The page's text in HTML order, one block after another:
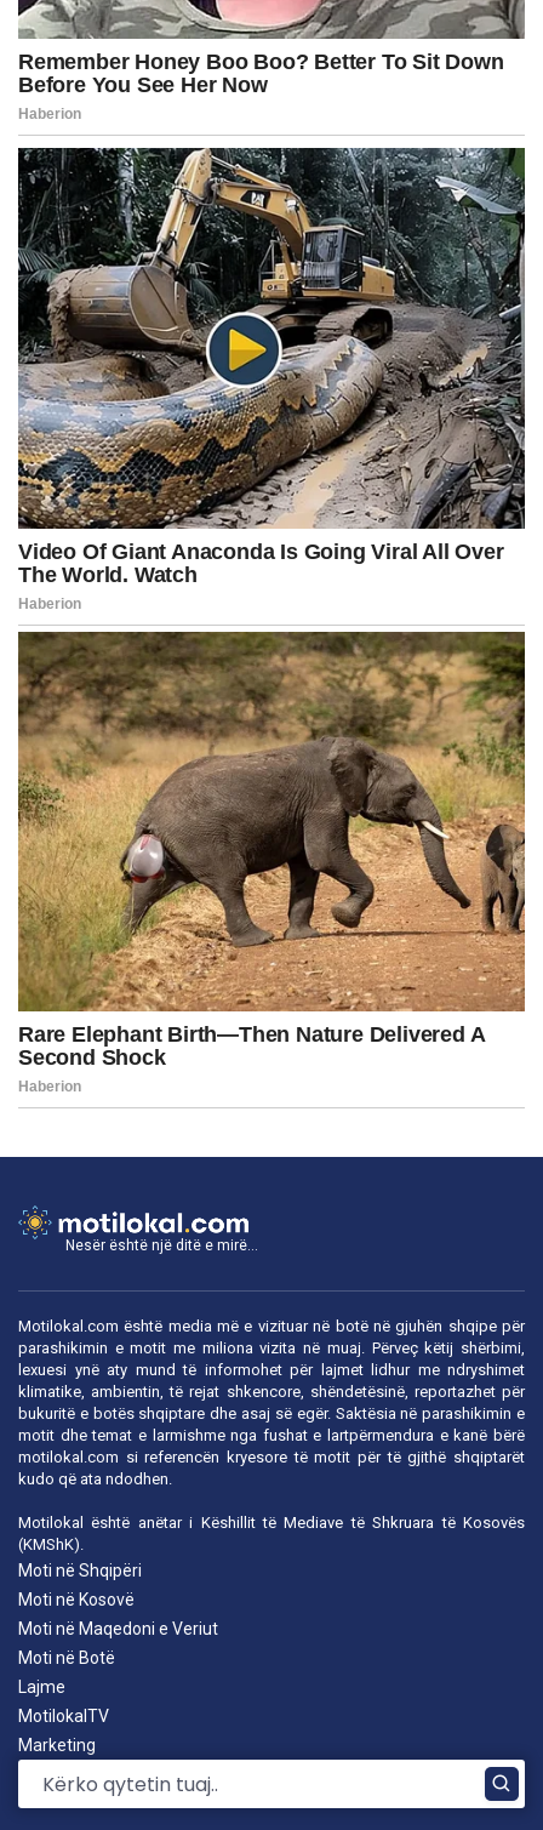
Nesër është një ditë e mirë...
Motilokal.com është media më e vizituar në botë në gjuhën shqipe për
parashikimin e motit me miliona vizita në muaj. Përveç këtij shërbimi,
lexuesi ynë aty mund të informohet për lajmet lidhur me ndryshimet
klimatike, ambientin, të rejat shkencore, shëndetësinë, reportazhet për
bukuritë e botës shqiptare dhe asaj së egër. Saktësia në parashikimin e
motit dhe temat e larmishme nga fushat e lartpërmendura e kanë bërë
motilokal.com si referencën kryesore të motit për të gjithë shqiptarët
kudo që ata ndodhen.
Motilokal është anëtar i Këshillit të Mediave të Shkruara të Kosovës
(KMShK).
Moti në Shqipëri
Moti në Kosovë
Moti në Maqedoni e Veriut
Moti në Botë
Lajme
MotilokalTV
Marketing